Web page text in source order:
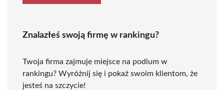
Znalazłeś swoją firmę w rankingu?
Twoja firma zajmuje miejsce na podium w
rankingu? Wyróżnij się i pokaż swoim klientom, że
jesteś na szczycie!